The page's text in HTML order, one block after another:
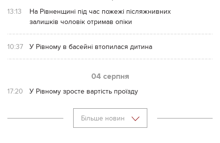
13:13
На Рівненщині під час пожежі післяжнивних
залишків чоловік отримав опіки
10:37 У Рівному в басейні втопилася дитина
04 серпня
17:20 У Рівному зросте вартість проїзду
Більше новин